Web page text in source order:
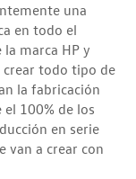
una
en todo el
marca HP y
todo tipo de
la fabricación
el 100% de los
en serie
van a crear con